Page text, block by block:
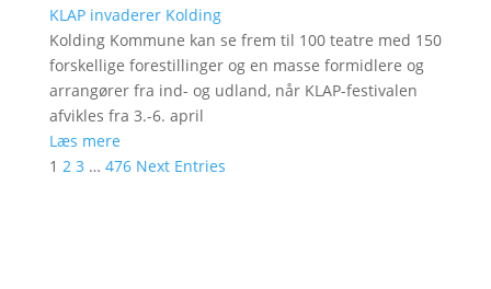
KLAP invaderer Kolding
Kolding Kommune kan se frem til 100 teatre med 150
forskellige forestillinger og en masse formidlere og
arrangører fra ind- og udland, når KLAP-festivalen
afvikles fra 3.-6. april
Læs mere
1 2 3 … 476 Next Entries